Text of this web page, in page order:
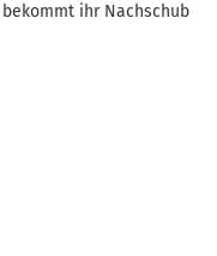
ihr Nachschub